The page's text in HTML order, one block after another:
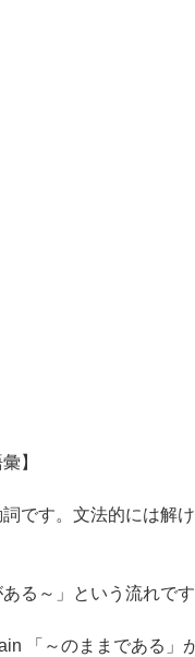
】
です。文法的には解
る～」という流れです
「～のままである」